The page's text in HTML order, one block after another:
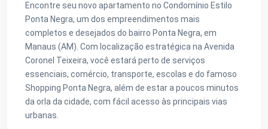
Encontre seu novo apartamento no Condomínio Estilo
Ponta Negra, um dos empreendimentos mais
completos e desejados do bairro Ponta Negra, em
Manaus (AM). Com localização estratégica na Avenida
Coronel Teixeira, você estará perto de serviços
essenciais, comércio, transporte, escolas e do famoso
Shopping Ponta Negra, além de estar a poucos minutos
da orla da cidade, com fácil acesso às principais vias
urbanas.